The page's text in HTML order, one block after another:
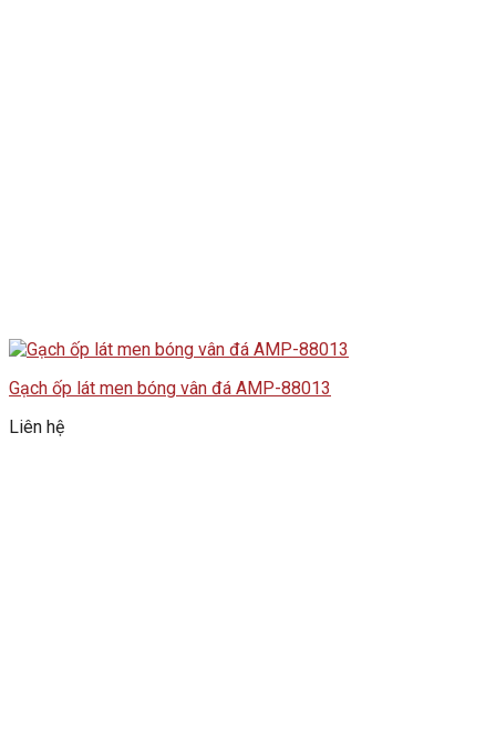
Gạch ốp lát men bóng vân đá AMP-88013
Liên hệ